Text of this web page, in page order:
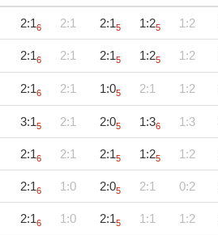
2:16 2:1 2:15 1:25 1:2
2:16 2:1 2:15 1:25 1:2
2:16 2:1 1:05 2:1 1:2
3:15 2:1 2:05 1:36 1:3
2:16 2:1 2:15 1:25 1:2
2:16 1:0 2:05 2:1 0:2
2:16 1:0 2:15 1:1 1:2